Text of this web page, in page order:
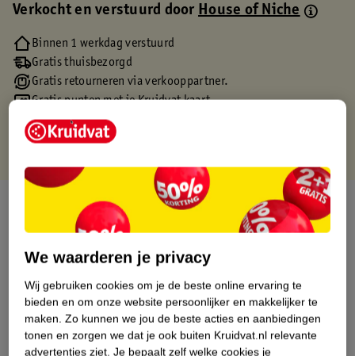
Verkocht en verstuurd doorHouse of Niche
Binnen 1 werkdag verstuurd
Gratis thuisbezorgd
Gratis retourneren via verkooppartner.
Gratis punten met je Kruidvat kaart
Over dit product
Etiketinformatie
Nature Impact Score
We waarderen je privacy
Wij gebruiken cookies om je de beste online ervaring te
bieden en om onze website persoonlijker en makkelijker te
maken. Zo kunnen we jou de beste acties en aanbiedingen
tonen en zorgen we dat je ook buiten Kruidvat.nl relevante
advertenties ziet. Je bepaalt zelf welke cookies je